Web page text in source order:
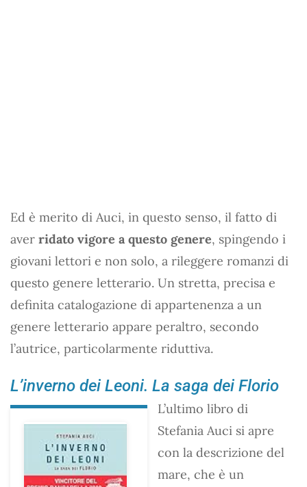
Ed è merito di Auci, in questo senso, il fatto di
aver ridato vigore a questo genere, spingendo i
giovani lettori e non solo, a rileggere romanzi di
questo genere letterario. Un stretta, precisa e
definita catalogazione di appartenenza a un
genere letterario appare peraltro, secondo
l’autrice, particolarmente riduttiva.
L’inverno dei Leoni. La saga dei Florio
L’ultimo libro di
Stefania Auci si apre
con la descrizione del
mare, che è un